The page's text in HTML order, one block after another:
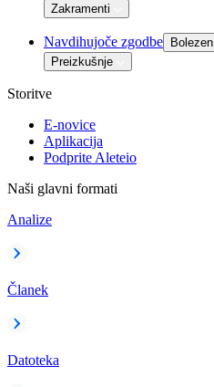
Zakramenti
Navdihujoče zgodbe Bolezen
Preizkušnje
Storitve
E-novice
Aplikacija
Podprite Aleteio
Naši glavni formati
Analize
Članek
Datoteka